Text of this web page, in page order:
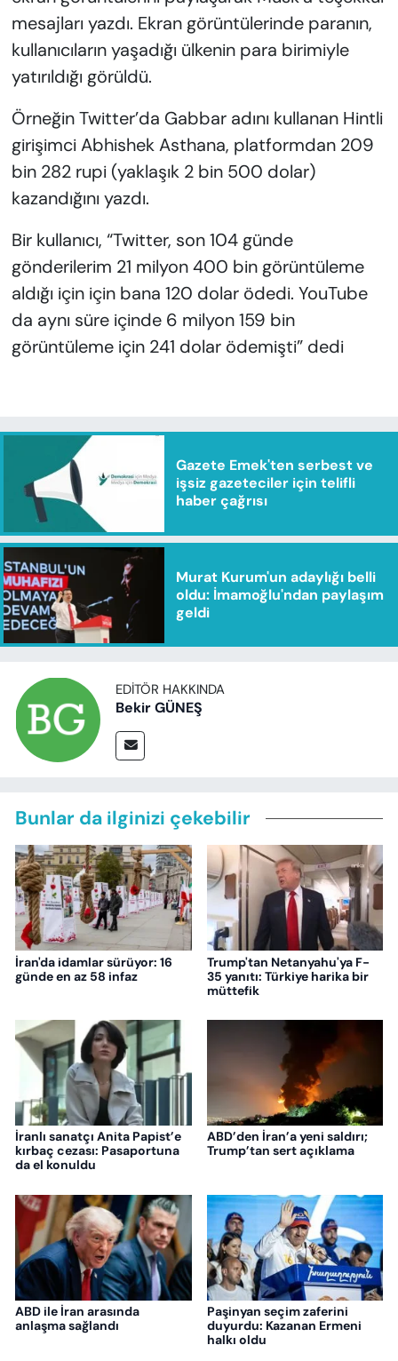
mesajları yazdı. Ekran görüntülerinde paranın,
kullanıcıların yaşadığı ülkenin para birimiyle
yatırıldığı görüldü.
Örneğin Twitter’da Gabbar adını kullanan Hintli
girişimci Abhishek Asthana, platformdan 209
bin 282 rupi (yaklaşık 2 bin 500 dolar)
kazandığını yazdı.
Bir kullanıcı, “Twitter, son 104 günde
gönderilerim 21 milyon 400 bin görüntüleme
aldığı için için bana 120 dolar ödedi. YouTube
da aynı süre içinde 6 milyon 159 bin
görüntüleme için 241 dolar ödemişti” dedi
Gazete Emek'ten serbest ve
işsiz gazeteciler için telifli
haber çağrısı
Murat Kurum'un adaylığı belli
oldu: İmamoğlu'ndan paylaşım
geldi
EDITÖR HAKKINDA
Bekir GÜNEŞ
Bunlar da ilginizi çekebilir
İran'da idamlar sürüyor: 16
günde en az 58 infaz
Trump'tan Netanyahu'ya F-
35 yanıtı: Türkiye harika bir
müttefik
İranlı sanatçı Anita Papist’e
kırbaç cezası: Pasaportuna
da el konuldu
ABD’den İran’a yeni saldırı;
Trump’tan sert açıklama
ABD ile İran arasında
anlaşma sağlandı
Paşinyan seçim zaferini
duyurdu: Kazanan Ermeni
halkı oldu